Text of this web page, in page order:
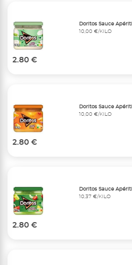
Doritos Sauce
10,00 €/KILO
2.80 €
Doritos Sauce
10,00 €/KILO
2.80 €
Doritos Sauce
10,37 €/KILO
2.80 €